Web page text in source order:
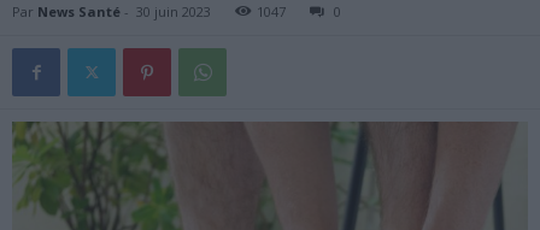
Par News Santé - 30 juin 2023 1047 0